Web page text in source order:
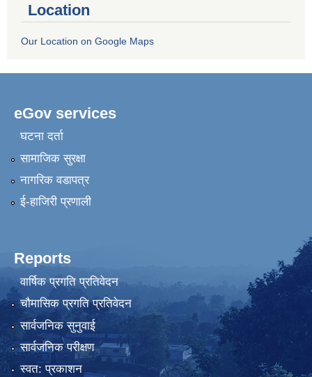
Location
Our Location on Google Maps
eGov services
घटना दर्ता
सामाजिक सुरक्षा
नागरिक वडापत्र
ई-हाजिरी प्रणाली
Reports
वार्षिक प्रगति प्रतिवेदन
चौमासिक प्रगति प्रतिवेदन
सार्वजनिक सुनुवाई
सार्वजनिक परीक्षण
स्वत: प्रकाशन